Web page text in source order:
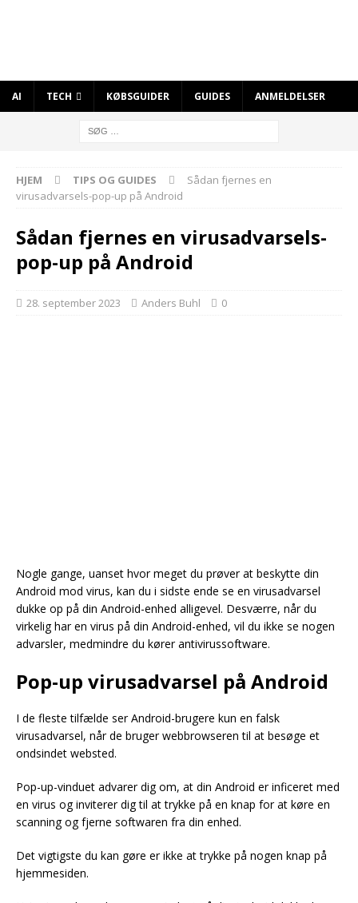
AI TECH KØBSGUIDER GUIDES ANMELDELSER
HJEM TIPS OG GUIDES
Sådan fjernes en
virusadvarsels-pop-up på Android
Sådan fjernes en virusadvarsels-
pop-up på Android
28. september 2023 Anders Buhl 0
Nogle gange, uanset hvor meget du prøver at beskytte din
Android mod virus, kan du i sidste ende se en virusadvarsel
dukke op på din Android-enhed alligevel. Desværre, når du
virkelig har en virus på din Android-enhed, vil du ikke se nogen
advarsler, medmindre du kører antivirussoftware.
Pop-up virusadvarsel på Android
I de fleste tilfælde ser Android-brugere kun en falsk
virusadvarsel, når de bruger webbrowseren til at besøge et
ondsindet websted.
Pop-up-vinduet advarer dig om, at din Android er inficeret med
en virus og inviterer dig til at trykke på en knap for at køre en
scanning og fjerne softwaren fra din enhed.
Det vigtigste du kan gøre er ikke at trykke på nogen knap på
hjemmesiden.